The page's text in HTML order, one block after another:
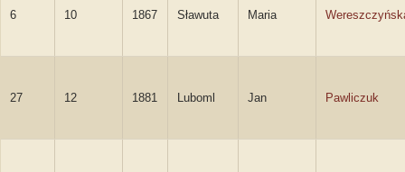
6 10 1867 Sławuta Maria
27 12 1881 Luboml Jan Pawliczuk